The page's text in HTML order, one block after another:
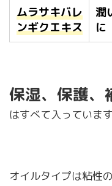
ムラサキバレ
ンギクエキス
潤
に
保湿、保護、
はすべて入っていま
オイルタイプは粘性